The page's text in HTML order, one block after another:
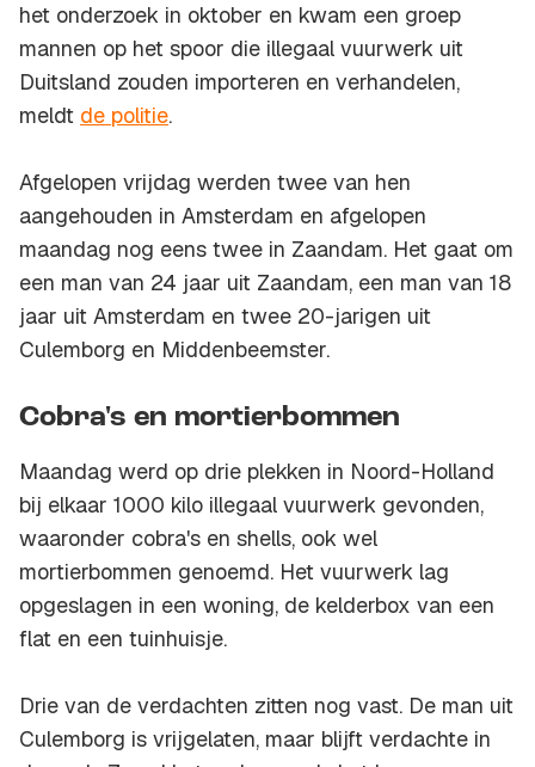
het onderzoek in oktober en kwam een groep
mannen op het spoor die illegaal vuurwerk uit
Duitsland zouden importeren en verhandelen,
meldt de politie.
Afgelopen vrijdag werden twee van hen
aangehouden in Amsterdam en afgelopen
maandag nog eens twee in Zaandam. Het gaat om
een man van 24 jaar uit Zaandam, een man van 18
jaar uit Amsterdam en twee 20-jarigen uit
Culemborg en Middenbeemster.
Cobra's en mortierbommen
Maandag werd op drie plekken in Noord-Holland
bij elkaar 1000 kilo illegaal vuurwerk gevonden,
waaronder cobra's en shells, ook wel
mortierbommen genoemd. Het vuurwerk lag
opgeslagen in een woning, de kelderbox van een
flat en een tuinhuisje.
Drie van de verdachten zitten nog vast. De man uit
Culemborg is vrijgelaten, maar blijft verdachte in